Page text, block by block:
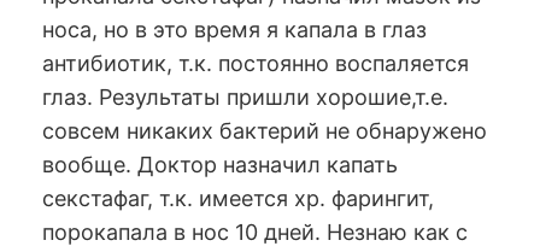
носа, но в это время я капала в глаз
антибиотик, т.к. постоянно воспаляется
глаз. Результаты пришли хорошие,т.е.
совсем никаких бактерий не обнаружено
вообще. Доктор назначил капать
секстафаг, т.к. имеется хр. фарингит,
порокапала в нос 10 дней. Незнаю как с